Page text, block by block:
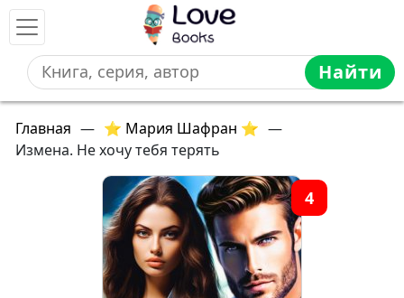
Найти
Главная — ⭐ Мария Шафран ⭐ —
Измена. Не хочу тебя терять
4